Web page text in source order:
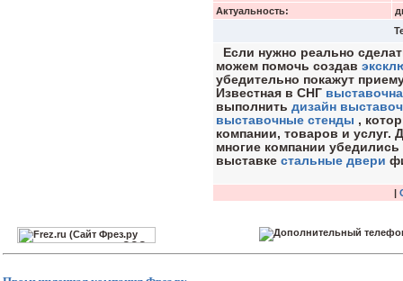
Актуальность:
Если нужно реально
можем помочь создав
убедительно покажут
Известная в СНГ
выполнить дизайн
выставочные стенды ,
компании, товаров и услуг.
многие компании
выставке стальные двери
|